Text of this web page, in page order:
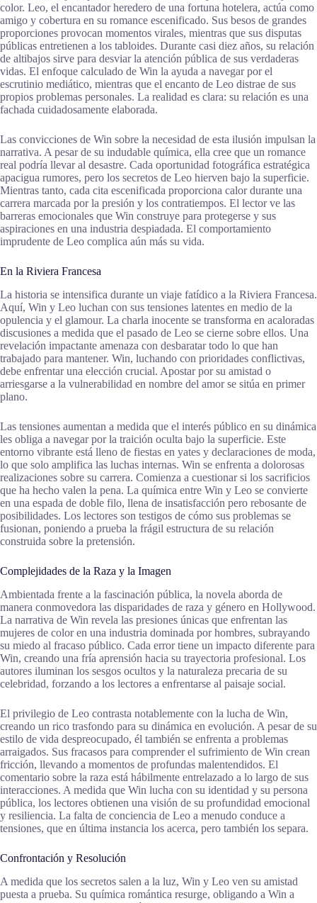
color. Leo, el encantador heredero de una fortuna hotelera, actúa como
amigo y cobertura en su romance escenificado. Sus besos de grandes
proporciones provocan momentos virales, mientras que sus disputas
públicas entretienen a los tabloides. Durante casi diez años, su relación
de altibajos sirve para desviar la atención pública de sus verdaderas
vidas. El enfoque calculado de Win la ayuda a navegar por el
escrutinio mediático, mientras que el encanto de Leo distrae de sus
propios problemas personales. La realidad es clara: su relación es una
fachada cuidadosamente elaborada.
Las convicciones de Win sobre la necesidad de esta ilusión impulsan la
narrativa. A pesar de su indudable química, ella cree que un romance
real podría llevar al desastre. Cada oportunidad fotográfica estratégica
apacigua rumores, pero los secretos de Leo hierven bajo la superficie.
Mientras tanto, cada cita escenificada proporciona calor durante una
carrera marcada por la presión y los contratiempos. El lector ve las
barreras emocionales que Win construye para protegerse y sus
aspiraciones en una industria despiadada. El comportamiento
imprudente de Leo complica aún más su vida.
En la Riviera Francesa
La historia se intensifica durante un viaje fatídico a la Riviera Francesa.
Aquí, Win y Leo luchan con sus tensiones latentes en medio de la
opulencia y el glamour. La charla inocente se transforma en acaloradas
discusiones a medida que el pasado de Leo se cierne sobre ellos. Una
revelación impactante amenaza con desbaratar todo lo que han
trabajado para mantener. Win, luchando con prioridades conflictivas,
debe enfrentar una elección crucial. Apostar por su amistad o
arriesgarse a la vulnerabilidad en nombre del amor se sitúa en primer
plano.
Las tensiones aumentan a medida que el interés público en su dinámica
les obliga a navegar por la traición oculta bajo la superficie. Este
entorno vibrante está lleno de fiestas en yates y declaraciones de moda,
lo que solo amplifica las luchas internas. Win se enfrenta a dolorosas
realizaciones sobre su carrera. Comienza a cuestionar si los sacrificios
que ha hecho valen la pena. La química entre Win y Leo se convierte
en una espada de doble filo, llena de insatisfacción pero rebosante de
posibilidades. Los lectores son testigos de cómo sus problemas se
fusionan, poniendo a prueba la frágil estructura de su relación
construida sobre la pretensión.
Complejidades de la Raza y la Imagen
Ambientada frente a la fascinación pública, la novela aborda de
manera conmovedora las disparidades de raza y género en Hollywood.
La narrativa de Win revela las presiones únicas que enfrentan las
mujeres de color en una industria dominada por hombres, subrayando
su miedo al fracaso público. Cada error tiene un impacto diferente para
Win, creando una fría aprensión hacia su trayectoria profesional. Los
autores iluminan los sesgos ocultos y la naturaleza precaria de su
celebridad, forzando a los lectores a enfrentarse al paisaje social.
El privilegio de Leo contrasta notablemente con la lucha de Win,
creando un rico trasfondo para su dinámica en evolución. A pesar de su
estilo de vida despreocupado, él también se enfrenta a problemas
arraigados. Sus fracasos para comprender el sufrimiento de Win crean
fricción, llevando a momentos de profundas malentendidos. El
comentario sobre la raza está hábilmente entrelazado a lo largo de sus
interacciones. A medida que Win lucha con su identidad y su persona
pública, los lectores obtienen una visión de su profundidad emocional
y resiliencia. La falta de conciencia de Leo a menudo conduce a
tensiones, que en última instancia los acerca, pero también los separa.
Confrontación y Resolución
A medida que los secretos salen a la luz, Win y Leo ven su amistad
puesta a prueba. Su química romántica resurge, obligando a Win a